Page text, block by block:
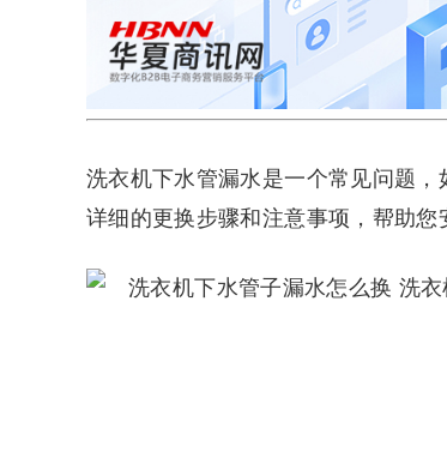
洗衣机下水管漏水是一个常见问题
详细的更换步骤和注意事项，帮助您